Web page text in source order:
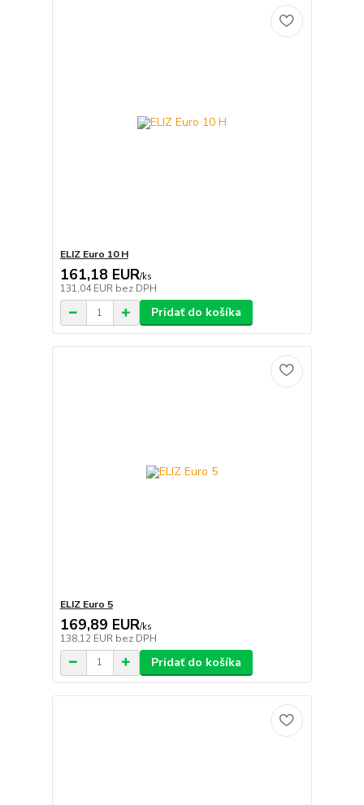
ELIZ Euro 10 H
161,18 EUR/ks
131,04 EUR bez DPH
Pridať do košíka
ELIZ Euro 5
169,89 EUR/ks
138,12 EUR bez DPH
Pridať do košíka